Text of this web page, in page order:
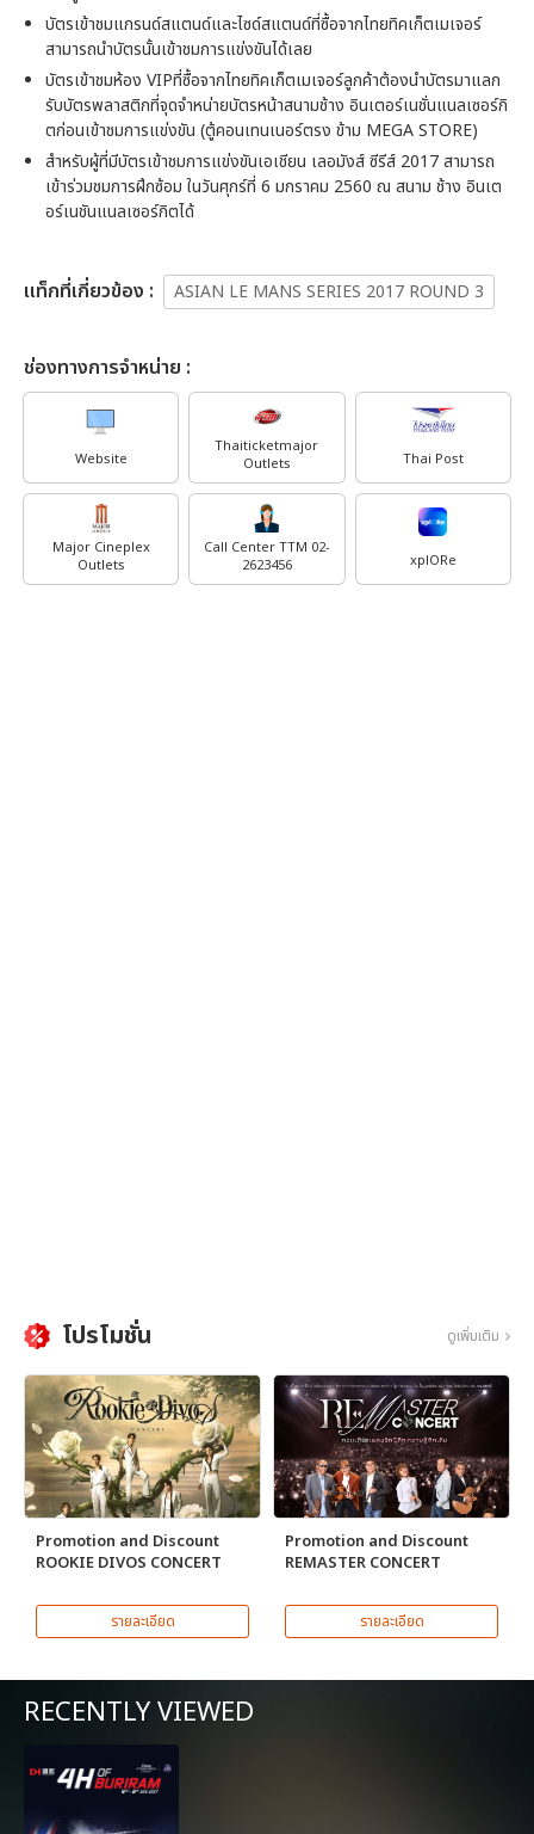
บัตรเข้าชมแกรนด์สแตนด์และไซด์สแตนด์ที่ซื้อจากไทยทิคเก็ตเมเจอร์
สามารถนำบัตรนั้นเข้าชมการแข่งขันได้เลย
บัตรเข้าชมห้อง VIPที่ซื้อจากไทยทิคเก็ตเมเจอร์ลูกค้าต้องนำบัตรมาแลก
รับบัตรพลาสติกที่จุดจำหน่ายบัตรหน้าสนามช้าง อินเตอร์เนชั่นแนลเซอร์กิ
ตก่อนเข้าชมการแข่งขัน (ตู้คอนเทนเนอร์ตรง ข้าม MEGA STORE)
สำหรับผู้ที่มีบัตรเข้าชมการแข่งขันเอเชียน เลอมังส์ ซีรีส์ 2017 สามารถ
เข้าร่วมชมการฝึกซ้อม ในวันศุกร์ที่ 6 มกราคม 2560 ณ สนาม ช้าง อินเต
อร์เนชันแนลเซอร์กิตได้
เเท็กที่เกี่ยวข้อง : ASIAN LE MANS SERIES 2017 ROUND 3
ช่องทางการจำหน่าย :
Website
Thaiticketmajor
Outlets
Thai Post
Major Cineplex
Outlets
Call Center TTM 02-
2623456
xplORe
โปรโมชั่น ดูเพิ่มเติม
Promotion and Discount
ROOKIE DIVOS CONCERT
รายละเอียด
Promotion and Discount
REMASTER CONCERT
รายละเอียด
RECENTLY VIEWED